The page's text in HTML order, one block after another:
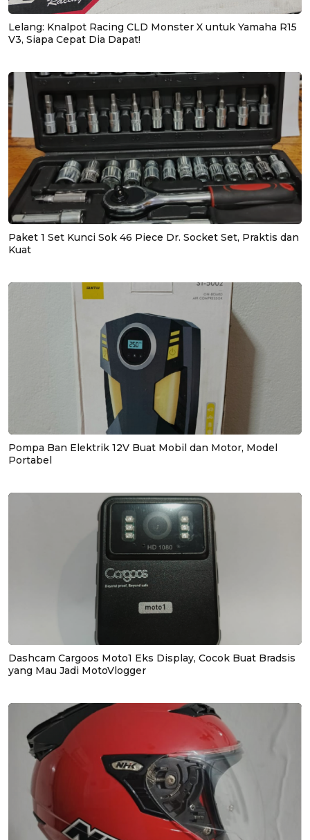
Lelang: Knalpot Racing CLD Monster X untuk Yamaha R15
V3, Siapa Cepat Dia Dapat!
Paket 1 Set Kunci Sok 46 Piece Dr. Socket Set, Praktis dan
Kuat
Pompa Ban Elektrik 12V Buat Mobil dan Motor, Model
Portabel
Dashcam Cargoos Moto1 Eks Display, Cocok Buat Bradsis
yang Mau Jadi MotoVlogger